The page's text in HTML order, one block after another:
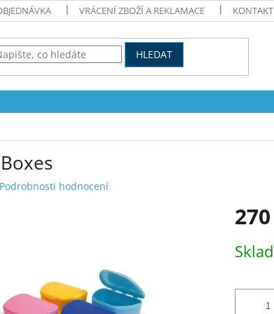
VRÁCENÍ ZBOŽÍ A REKLAMACE KONTAKT
HLEDAT
Podrobnosti hodnocení
cena: